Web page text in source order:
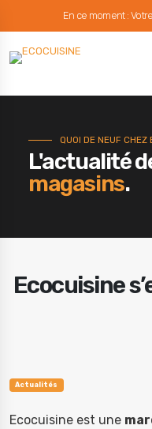
En ce moment :
QUOI DE NEUF CHEZ
L'actualité
magasins.
Ecocuisine
Actualités
Ecocuisine est une